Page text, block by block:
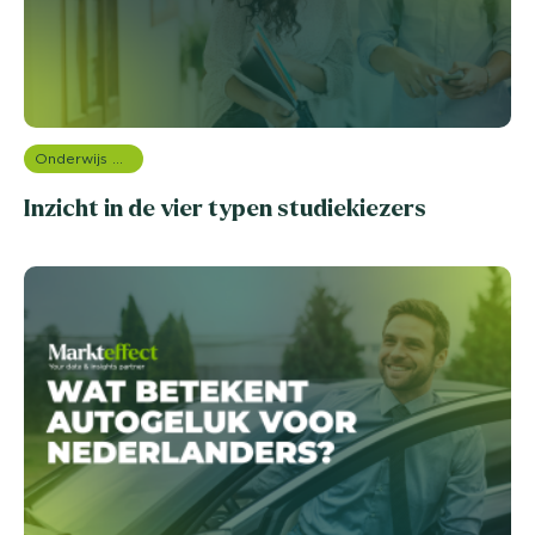
Onderwijs onderzoek
Inzicht in de vier typen studiekiezers